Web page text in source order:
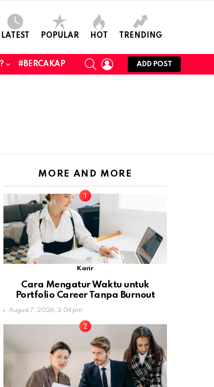
LATEST POPULAR HOT TRENDING
#BERCAKAP
SEARCHLOGIN
ADD POST
MORE AND MORE
Karir
Cara Mengatur Waktu untuk
Portfolio Career Tanpa Burnout
August 7, 2026, 3:04 pm